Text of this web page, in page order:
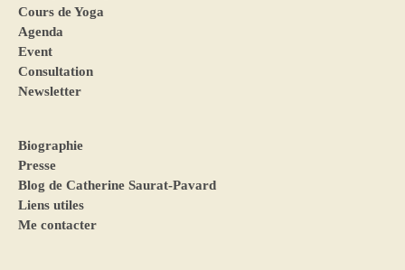
Cours de Yoga
Agenda
Event
Consultation
Newsletter
Biographie
Presse
Blog de Catherine Saurat-Pavard
Liens utiles
Me contacter